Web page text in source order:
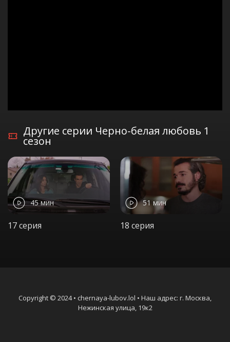
Другие серии Черно-белая любовь 1
сезон
45 мин
17 серия
51 мин
18 серия
Copyright © 2024 • chernaya-lubov.lol • Наш адрес: г. Москва,
Нежинская улица, 19к2